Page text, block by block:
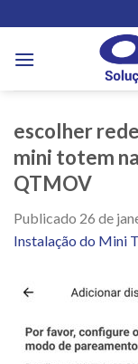
to
content
escolher
mini totem
QTMOV
Publicado 26 de
Instalação do Mini